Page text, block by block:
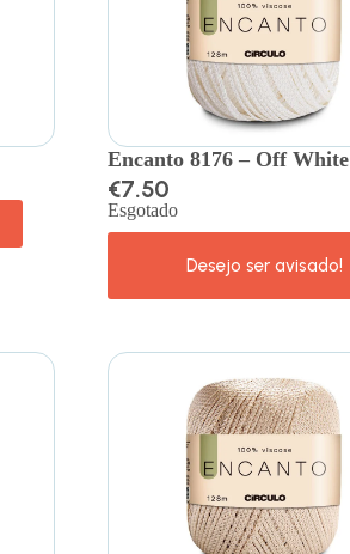
Encanto 8176 – Off White
€7.50
Esgotado